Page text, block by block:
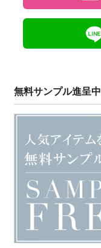
無料サンプル進呈中